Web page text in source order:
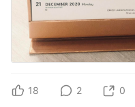
18 2 0